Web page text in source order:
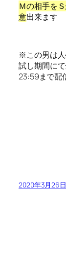
Ｍの相手を
意出来ます
※この男は
試し期間に
23:59まで配
2020年3月26日